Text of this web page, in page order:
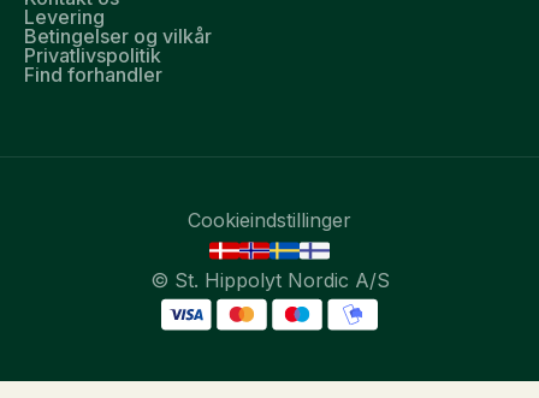
Levering
Betingelser og vilkår
Privatlivspolitik
Find forhandler
© St. Hippolyt Nordic A/S
Cookieindstillinger